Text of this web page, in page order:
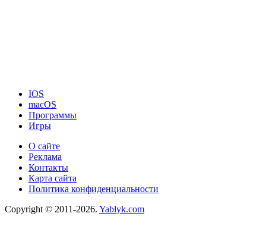
IOS
macOS
Программы
Игры
О сайте
Реклама
Контакты
Карта сайта
Политика конфиденциальности
Copyright © 2011-2026. Yablyk.сom